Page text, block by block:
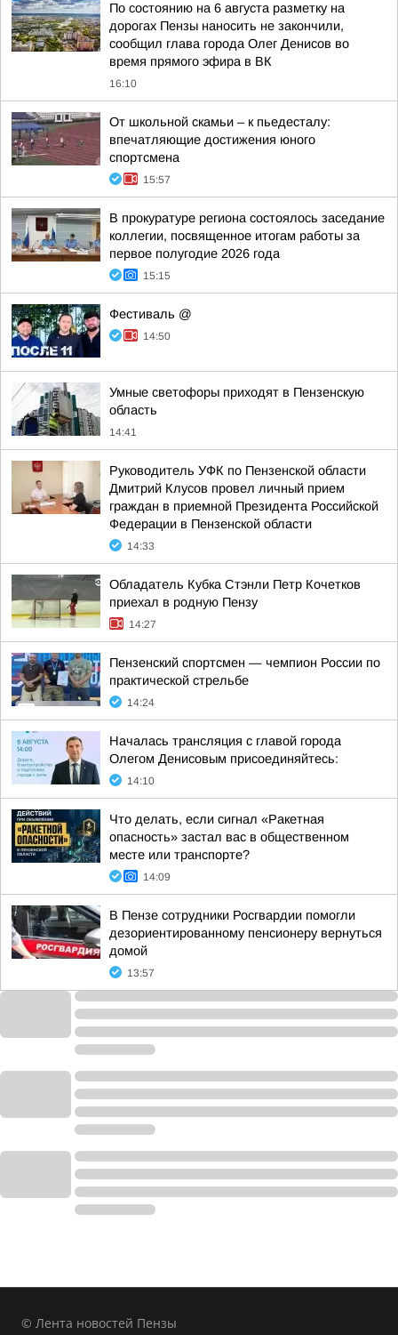
По состоянию на 6 августа разметку на
дорогах Пензы наносить не закончили,
сообщил глава города Олег Денисов во
время прямого эфира в ВК
16:10
От школьной скамьи – к пьедесталу:
впечатляющие достижения юного
спортсмена
15:57
В прокуратуре региона состоялось заседание
коллегии, посвященное итогам работы за
первое полугодие 2026 года
15:15
Фестиваль @
14:50
Умные светофоры приходят в Пензенскую
область
14:41
Руководитель УФК по Пензенской области
Дмитрий Клусов провел личный прием
граждан в приемной Президента Российской
Федерации в Пензенской области
14:33
Обладатель Кубка Стэнли Петр Кочетков
приехал в родную Пензу
14:27
Пензенский спортсмен — чемпион России по
практической стрельбе
14:24
Началась трансляция с главой города
Олегом Денисовым присоединяйтесь:
14:10
Что делать, если сигнал «Ракетная
опасность» застал вас в общественном
месте или транспорте?
14:09
В Пензе сотрудники Росгвардии помогли
дезориентированному пенсионеру вернуться
домой
13:57
© Лента новостей Пензы